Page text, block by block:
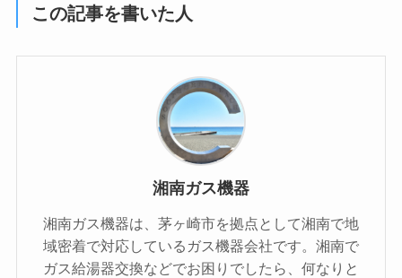
この記事を書いた人
湘南ガス機器
湘南ガス機器は、茅ヶ崎市を拠点として湘南で地
域密着で対応しているガス機器会社です。湘南で
ガス給湯器交換などでお困りでしたら、何なりと